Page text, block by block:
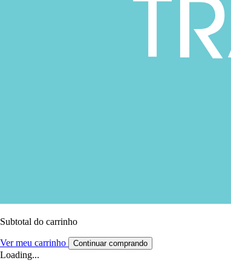
Subtotal do carrinho
Ver meu carrinho Continuar comprando
Loading...